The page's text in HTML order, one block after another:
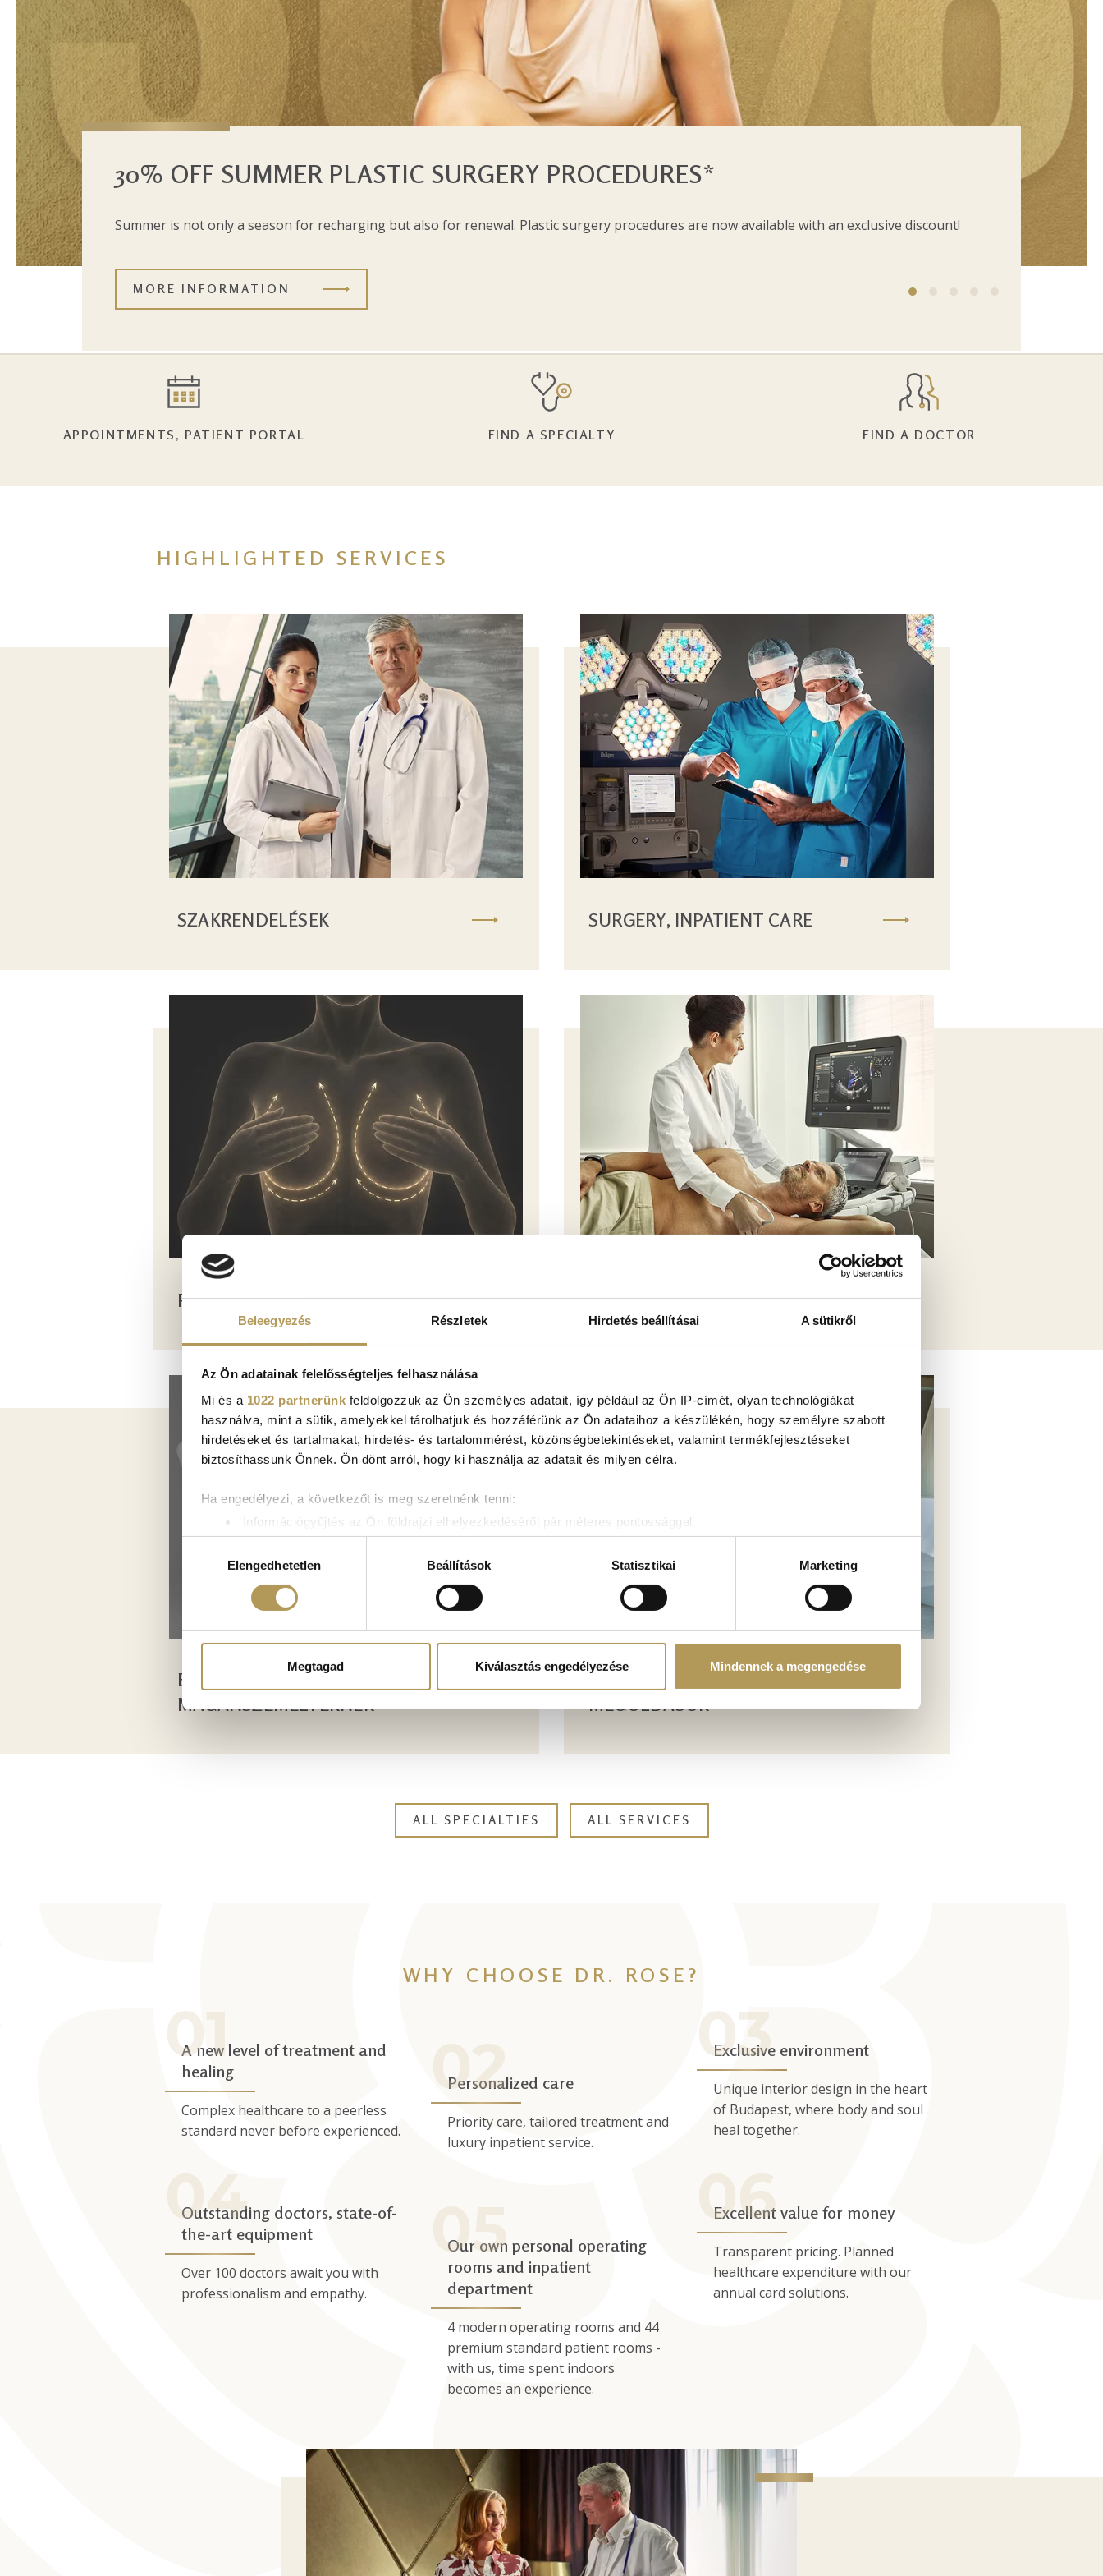
Beleegyezés Részletek Hirdetés beállításai A sütikről
Az Ön adatainak felelősségteljes felhasználása
Mi és a 1022 partnerünk feldolgozzuk az Ön személyes adatait, így például az Ön IP-címét, olyan technológiákat
használva, mint a sütik, amelyekkel tárolhatjuk és hozzáférünk az Ön adataihoz a készülékén, hogy személyre szabott
hirdetéseket és tartalmakat, hirdetés- és tartalommérést, közönségbetekintéseket, valamint termékfejlesztéseket
biztosíthassunk Önnek. Ön dönt arról, hogy ki használja az adatait és milyen célra.
Ha engedélyezi, a következőt is meg szeretnénk tenni:
Információgyűjtés az Ön földrajzi elhelyezkedéséről pár méteres pontossággal
Az Ön készülékén beazonosítása annak konkrét tulajdonságainak (ujjlenyomat) aktív ellenőrzésével
Tudjon meg többet személyes adatainak feldolgozási módjairól és adja meg preferenciáit a
Részletek pontban. Bármikor
módosíthatja vagy visszavonhatja a Sütinyilatkozathoz való hozzájárulását.
weboldalforgalmunk elemzéséhez. Ezenkívül közösségi média-, hirdető- és elemező partnereinkkel megosztjuk az Ön
weboldalhasználatra vonatkozó adatait, akik kombinálhatják az adatokat más olyan adatokkal, amelyeket Ön adott meg
kiválasztásaElengedhetetlen Beállítások Statisztikai Marketing
Megtagad Kiválasztás engedélyezése Mindennek a megengedése
30% OFF SUMMER PLASTIC SURGERY PROCEDURES*
Summer is not only a season for recharging but also for renewal. Plastic surgery procedures are now available with an exclusive discount!
MORE INFORMATION
APPOINTMENTS, PATIENT PORTAL FIND A SPECIALTY FIND A DOCTOR
HIGHLIGHTED SERVICES
Kép
SZAKRENDELÉSEK SURGERY, INPATIENT CARE
PLASTIC SURGERY SZŰRŐVIZSGÁLATI CSOMAGOK
ÉVES KÁRTYÁK
MAGÁNSZEMÉLYEKNEK
VÁLLALATI EGÉSZSÉGÜGYI
MEGOLDÁSOK
ALL SPECIALTIES ALL SERVICES
WHY CHOOSE DR. ROSE?
A new level of treatment and
healing
Complex healthcare to a peerless
standard never before experienced.
Personalized care
Priority care, tailored treatment and
luxury inpatient service.
Exclusive environment
Unique interior design in the heart
of Budapest, where body and soul
heal together.
Outstanding doctors, state-of-
the-art equipment
Over 100 doctors await you with
professionalism and empathy.
Our own personal operating
rooms and inpatient
department
4 modern operating rooms and 44
premium standard patient rooms -
with us, time spent indoors
becomes an experience.
Excellent value for money
Transparent pricing. Planned
healthcare expenditure with our
annual card solutions.